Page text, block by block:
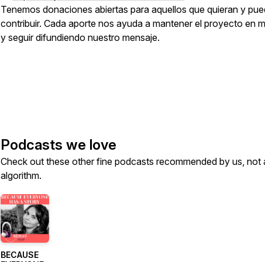
Tenemos donaciones abiertas para aquellos que quieran y
contribuir. Cada aporte nos ayuda a mantener el proyecto en
y seguir difundiendo nuestro mensaje.
Podcasts we love
Check out these other fine podcasts recommended by us, not
algorithm.
​BECAUSE